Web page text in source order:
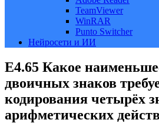
TeamViewer
WinRAR
Punto Switcher
Нейросети и ИИ
Е4.65 Какое
двоичных знаков
кодирования четырёх
арифметических